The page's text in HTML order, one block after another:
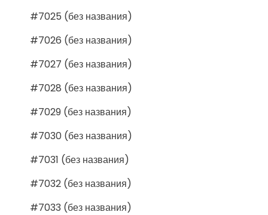
#7025 (без названия)
#7026 (без названия)
#7027 (без названия)
#7028 (без названия)
#7029 (без названия)
#7030 (без названия)
#7031 (без названия)
#7032 (без названия)
#7033 (без названия)